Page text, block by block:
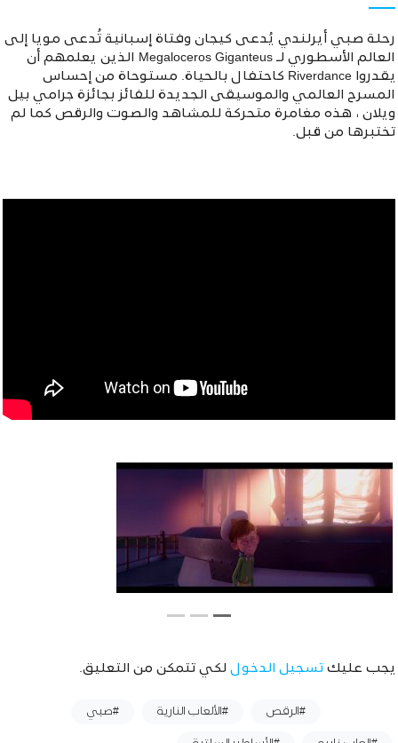
رحلة صبي أيرلندي يُدعى كيجان وفتاة إسبانية تُدعى مويا إلى
العالم الأسطوري لـ Megaloceros Giganteus الذين يعلمهم أن
يقدروا Riverdance كاحتفال بالحياة. مستوحاة من إحساس
المسرح العالمي والموسيقى الجديدة للفائز بجائزة جرامي بيل
ويلان ، هذه مغامرة متحركة للمشاهد والصوت والرقص كما لم
تختبرها من قبل.
يجب عليك تسجيل الدخول لكي تتمكن من التعليق.
#الرقص #الألعاب النارية #صبي